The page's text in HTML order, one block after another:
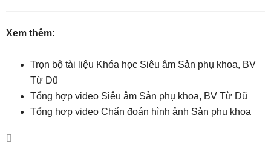
Xem thêm:
Trọn bộ tài liệu Khóa học Siêu âm Sản phụ khoa, BV
Từ Dũ
Tổng hợp video Siêu âm Sản phụ khoa, BV Từ Dũ
Tổng hợp video Chẩn đoán hình ảnh Sản phụ khoa